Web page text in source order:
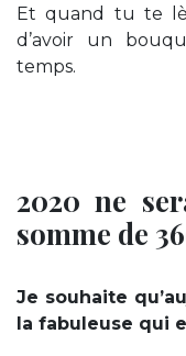
Et quand tu te
d’avoir un
temps.
2020 ne
somme de
Je souhaite
la fabuleuse qui